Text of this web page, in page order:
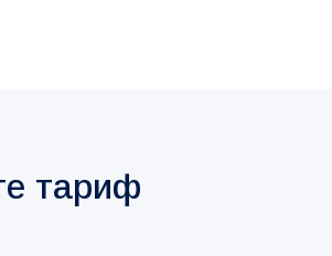
тариф